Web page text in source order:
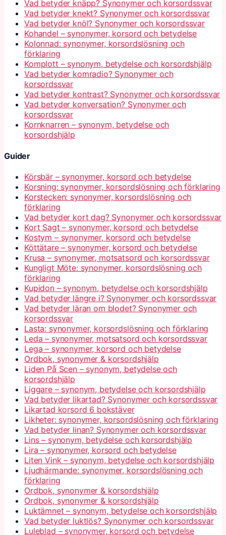
Vad betyder knäpp? Synonymer och korsordssvar
Vad betyder knekt? Synonymer och korsordssvar
Vad betyder knöl? Synonymer och korsordssvar
Kohandel – synonymer, korsord och betydelse
Kolonnad: synonymer, korsordslösning och
förklaring
Komplott – synonym, betydelse och korsordshjälp
Vad betyder komradio? Synonymer och
korsordssvar
Vad betyder kontrast? Synonymer och korsordssvar
Vad betyder konversation? Synonymer och
korsordssvar
Kornknarren – synonym, betydelse och
korsordshjälp
Guider
Körsbär – synonymer, korsord och betydelse
Korsning: synonymer, korsordslösning och förklaring
Korstecken: synonymer, korsordslösning och
förklaring
Vad betyder kort dag? Synonymer och korsordssvar
Kort Sagt – synonymer, korsord och betydelse
Kostym – synonymer, korsord och betydelse
Köttätare – synonymer, korsord och betydelse
Krusa – synonymer, motsatsord och korsordssvar
Kungligt Möte: synonymer, korsordslösning och
förklaring
Kupidon – synonym, betydelse och korsordshjälp
Vad betyder längre i? Synonymer och korsordssvar
Vad betyder läran om blodet? Synonymer och
korsordssvar
Lasta: synonymer, korsordslösning och förklaring
Leda – synonymer, motsatsord och korsordssvar
Lega – synonymer, korsord och betydelse
Ordbok, synonymer & korsordshjälp
Liden På Scen – synonym, betydelse och
korsordshjälp
Liggare – synonym, betydelse och korsordshjälp
Vad betyder likartad? Synonymer och korsordssvar
Likartad korsord 6 bokstäver
Likheter: synonymer, korsordslösning och förklaring
Vad betyder linan? Synonymer och korsordssvar
Lins – synonym, betydelse och korsordshjälp
Lira – synonymer, korsord och betydelse
Liten Vink – synonym, betydelse och korsordshjälp
Ljudhärmande: synonymer, korsordslösning och
förklaring
Ordbok, synonymer & korsordshjälp
Ordbok, synonymer & korsordshjälp
Luktämnet – synonym, betydelse och korsordshjälp
Vad betyder luktlös? Synonymer och korsordssvar
Luleblad – synonymer, korsord och betydelse